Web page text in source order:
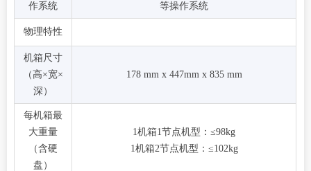
作系统
等操作系统
物理特性
机箱尺寸
（高×宽×
深）
178 mm x 447mm x 835 mm
每机箱最
大重量
（含硬
盘）
1机箱1节点机型：≤98kg
1机箱2节点机型：≤102kg